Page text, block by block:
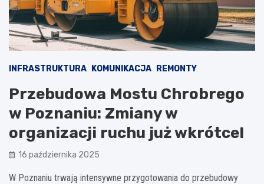
INFRASTRUKTURA KOMUNIKACJA REMONTY
Przebudowa Mostu Chrobrego
w Poznaniu: Zmiany w
organizacji ruchu już wkrótce!
16 października 2025
W Poznaniu trwają intensywne przygotowania do przebudowy